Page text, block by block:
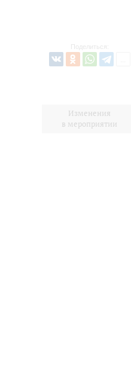
Поделиться:
Изменения
в мероприятии